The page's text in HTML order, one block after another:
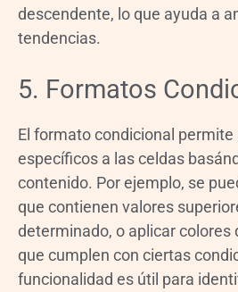
descendente, lo que ayuda a
tendencias.
5. Formatos
El formato condicional
específicos a las celdas
contenido. Por ejemplo, se
que contienen valores
determinado, o aplicar colores
que cumplen con ciertas
funcionalidad es útil para